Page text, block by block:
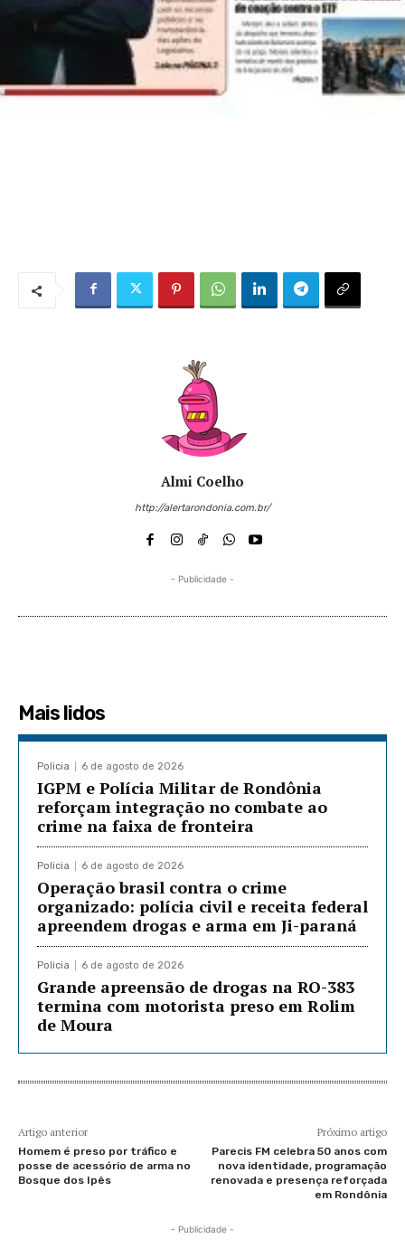
Almi Coelho
http://alertarondonia.com.br/
- Publicidade -
Mais lidos
Policia 6 de agosto de 2026
IGPM e Polícia Militar de Rondônia
reforçam integração no combate ao
crime na faixa de fronteira
Policia 6 de agosto de 2026
Operação brasil contra o crime
organizado: polícia civil e receita federal
apreendem drogas e arma em Ji-paraná
Policia 6 de agosto de 2026
Grande apreensão de drogas na RO-383
termina com motorista preso em Rolim
de Moura
Artigo anterior
Homem é preso por tráfico e
posse de acessório de arma no
Bosque dos Ipês
Próximo artigo
Parecis FM celebra 50 anos com
nova identidade, programação
renovada e presença reforçada
em Rondônia
- Publicidade -